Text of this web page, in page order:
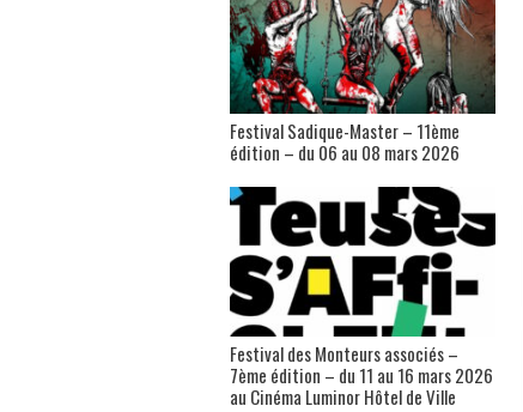
Festival Sadique-Master – 11ème
édition – du 06 au 08 mars 2026
Festival des Monteurs associés –
7ème édition – du 11 au 16 mars 2026
au Cinéma Luminor Hôtel de Ville